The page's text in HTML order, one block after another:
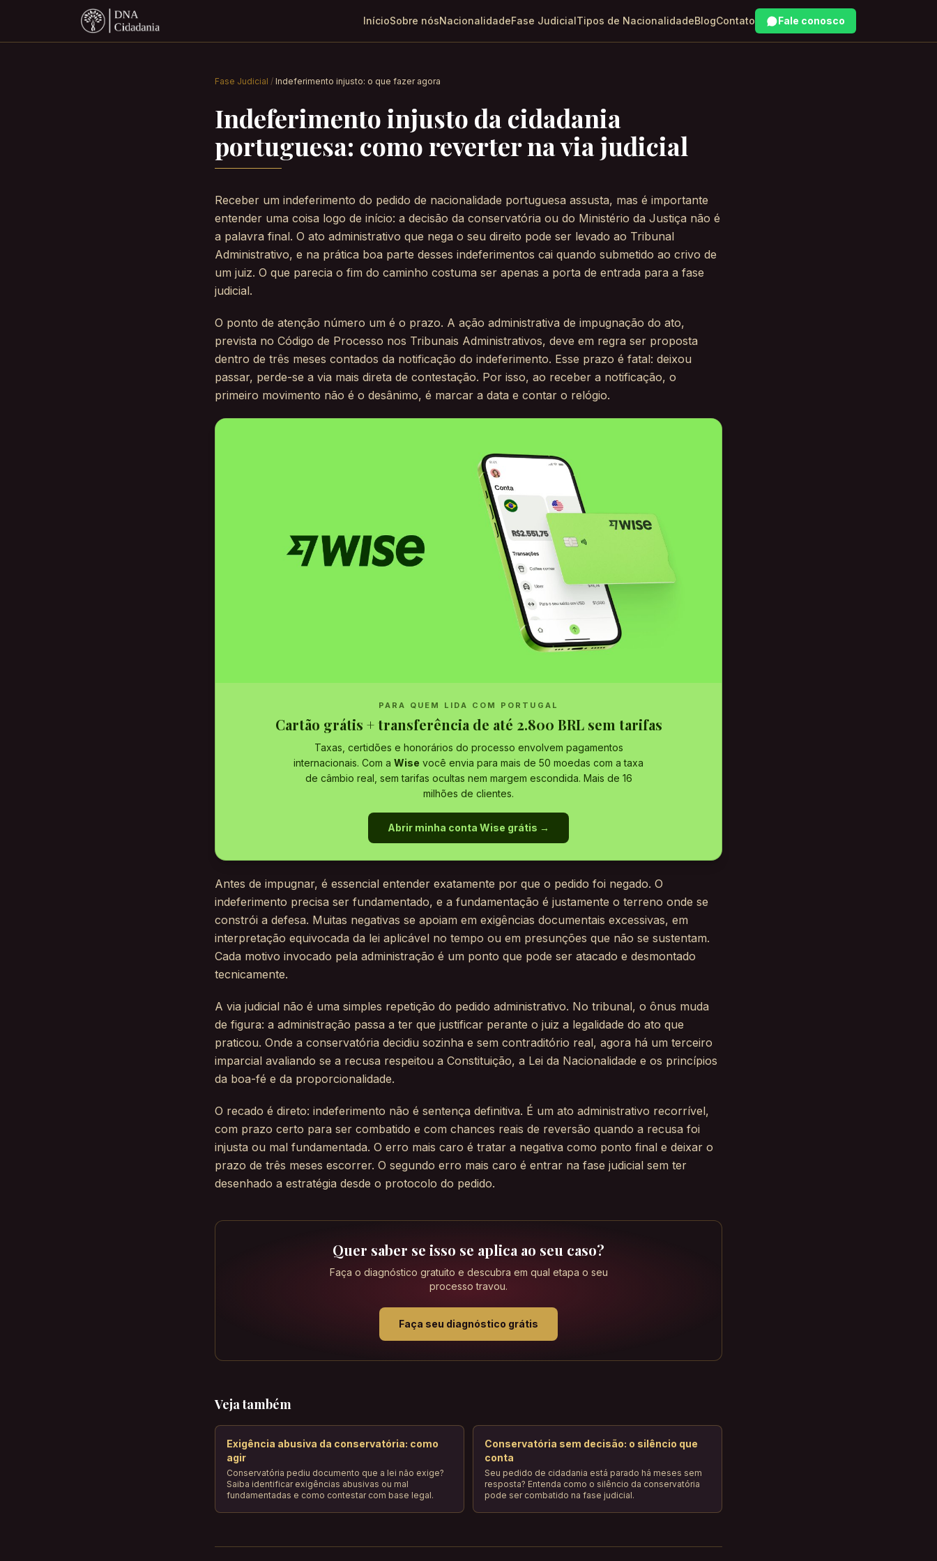
InícioSobre nósNacionalidadeFase JudicialTipos de NacionalidadeBlogContato Fale conosco
Fase Judicial / Indeferimento injusto: o que fazer agora
Indeferimento injusto da cidadania
portuguesa: como reverter na via judicial
Receber um indeferimento do pedido de nacionalidade portuguesa assusta, mas é importante
entender uma coisa logo de início: a decisão da conservatória ou do Ministério da Justiça não é
a palavra final. O ato administrativo que nega o seu direito pode ser levado ao Tribunal
Administrativo, e na prática boa parte desses indeferimentos cai quando submetido ao crivo de
um juiz. O que parecia o fim do caminho costuma ser apenas a porta de entrada para a fase
judicial.
O ponto de atenção número um é o prazo. A ação administrativa de impugnação do ato,
prevista no Código de Processo nos Tribunais Administrativos, deve em regra ser proposta
dentro de três meses contados da notificação do indeferimento. Esse prazo é fatal: deixou
passar, perde-se a via mais direta de contestação. Por isso, ao receber a notificação, o
primeiro movimento não é o desânimo, é marcar a data e contar o relógio.
PARA QUEM LIDA COM PORTUGAL
Cartão grátis + transferência de até 2.800 BRL sem tarifas
Taxas, certidões e honorários do processo envolvem pagamentos
internacionais. Com a Wise você envia para mais de 50 moedas com a taxa
de câmbio real, sem tarifas ocultas nem margem escondida. Mais de 16
milhões de clientes.
Abrir minha conta Wise grátis →
Antes de impugnar, é essencial entender exatamente por que o pedido foi negado. O
indeferimento precisa ser fundamentado, e a fundamentação é justamente o terreno onde se
constrói a defesa. Muitas negativas se apoiam em exigências documentais excessivas, em
interpretação equivocada da lei aplicável no tempo ou em presunções que não se sustentam.
Cada motivo invocado pela administração é um ponto que pode ser atacado e desmontado
tecnicamente.
A via judicial não é uma simples repetição do pedido administrativo. No tribunal, o ônus muda
de figura: a administração passa a ter que justificar perante o juiz a legalidade do ato que
praticou. Onde a conservatória decidiu sozinha e sem contraditório real, agora há um terceiro
imparcial avaliando se a recusa respeitou a Constituição, a Lei da Nacionalidade e os princípios
da boa-fé e da proporcionalidade.
O recado é direto: indeferimento não é sentença definitiva. É um ato administrativo recorrível,
com prazo certo para ser combatido e com chances reais de reversão quando a recusa foi
injusta ou mal fundamentada. O erro mais caro é tratar a negativa como ponto final e deixar o
prazo de três meses escorrer. O segundo erro mais caro é entrar na fase judicial sem ter
desenhado a estratégia desde o protocolo do pedido.
Quer saber se isso se aplica ao seu caso?
Faça o diagnóstico gratuito e descubra em qual etapa o seu
processo travou.
Faça seu diagnóstico grátis
Veja também
Exigência abusiva da conservatória: como
agir
Conservatória pediu documento que a lei não exige?
Saiba identificar exigências abusivas ou mal
fundamentadas e como contestar com base legal.
Conservatória sem decisão: o silêncio que
conta
Seu pedido de cidadania está parado há meses sem
resposta? Entenda como o silêncio da conservatória
pode ser combatido na fase judicial.